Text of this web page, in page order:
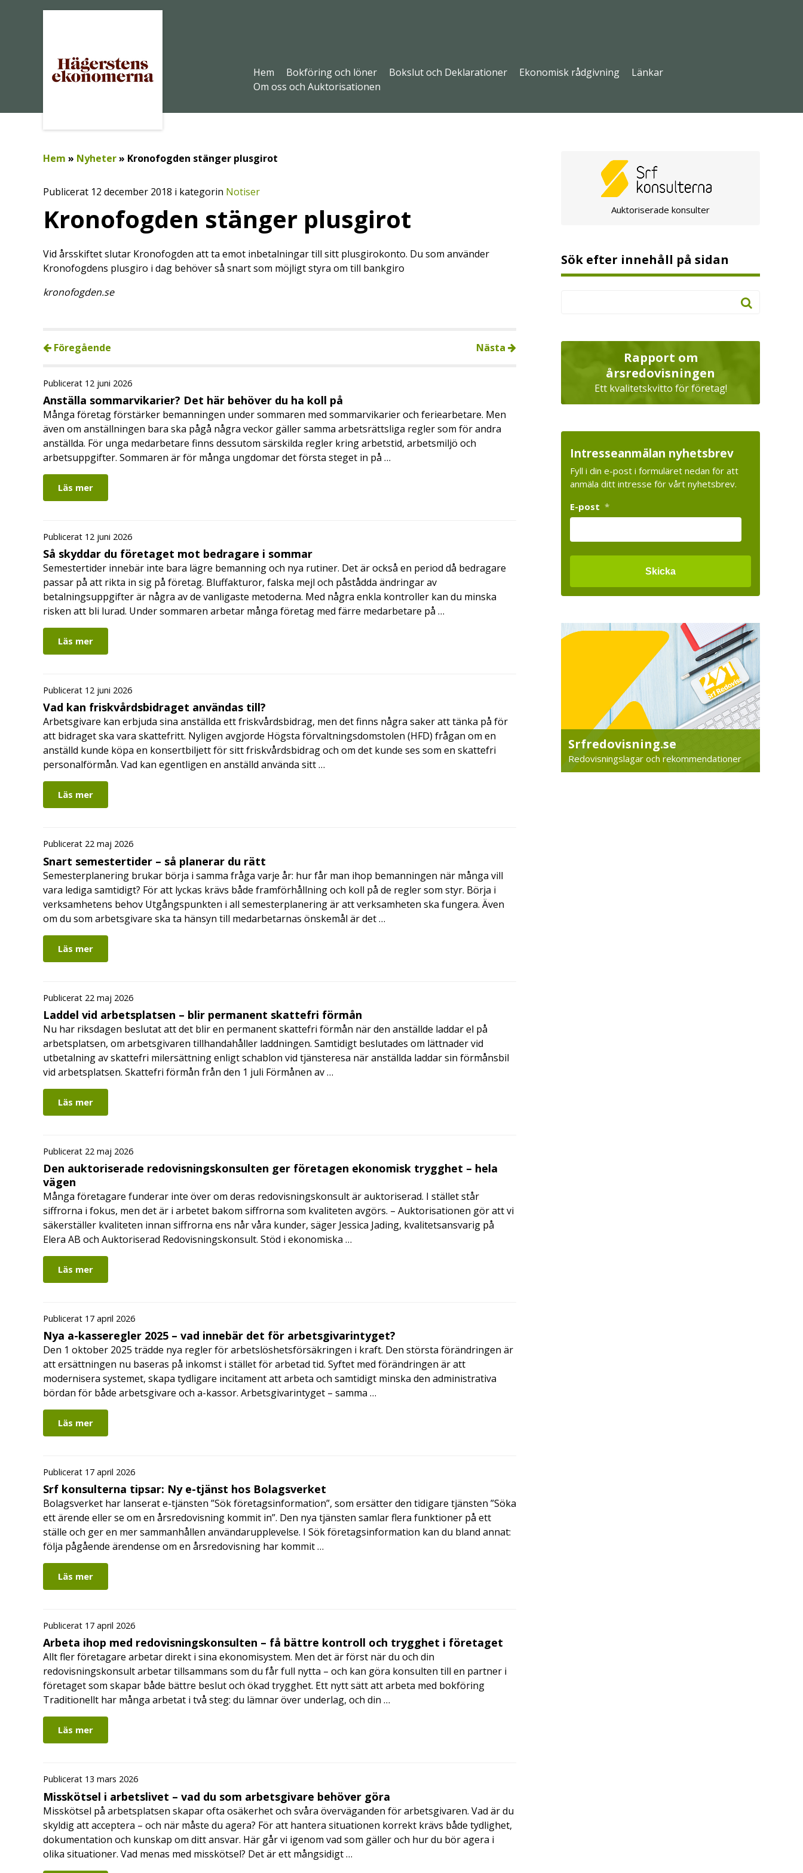
Hem Bokföring och löner Bokslut och Deklarationer Ekonomisk rådgivning
Länkar
Om oss och Auktorisationen
Hem » Nyheter» Kronofogden stänger plusgirot
Publicerat 12 december 2018 i kategorin Notiser
Kronofogden stänger plusgirot
Vid årsskiftet slutar Kronofogden att ta emot inbetalningar till sitt plusgirokonto. Du som använder
Kronofogdens plusgiro i dag behöver så snart som möjligt styra om till bankgiro
kronofogden.se
Föregående Nästa
Publicerat 12 juni 2026
Anställa sommarvikarier? Det här behöver du ha koll på
Många företag förstärker bemanningen under sommaren med sommarvikarier och feriearbetare. Men
även om anställningen bara ska pågå några veckor gäller samma arbetsrättsliga regler som för andra
anställda. För unga medarbetare finns dessutom särskilda regler kring arbetstid, arbetsmiljö och
arbetsuppgifter. Sommaren är för många ungdomar det första steget in på …
Läs mer
Publicerat 12 juni 2026
Så skyddar du företaget mot bedragare i sommar
Semestertider innebär inte bara lägre bemanning och nya rutiner. Det är också en period då bedragare
passar på att rikta in sig på företag. Bluffakturor, falska mejl och påstådda ändringar av
betalningsuppgifter är några av de vanligaste metoderna. Med några enkla kontroller kan du minska
risken att bli lurad. Under sommaren arbetar många företag med färre medarbetare på …
Läs mer
Publicerat 12 juni 2026
Vad kan friskvårdsbidraget användas till?
Arbetsgivare kan erbjuda sina anställda ett friskvårdsbidrag, men det finns några saker att tänka på för
att bidraget ska vara skattefritt. Nyligen avgjorde Högsta förvaltningsdomstolen (HFD) frågan om en
anställd kunde köpa en konsertbiljett för sitt friskvårdsbidrag och om det kunde ses som en skattefri
personalförmån. Vad kan egentligen en anställd använda sitt …
Läs mer
Publicerat 22 maj 2026
Snart semestertider – så planerar du rätt
Semesterplanering brukar börja i samma fråga varje år: hur får man ihop bemanningen när många vill
vara lediga samtidigt? För att lyckas krävs både framförhållning och koll på de regler som styr. Börja i
verksamhetens behov Utgångspunkten i all semesterplanering är att verksamheten ska fungera. Även
om du som arbetsgivare ska ta hänsyn till medarbetarnas önskemål är det …
Läs mer
Publicerat 22 maj 2026
Laddel vid arbetsplatsen – blir permanent skattefri förmån
Nu har riksdagen beslutat att det blir en permanent skattefri förmån när den anställde laddar el på
arbetsplatsen, om arbetsgivaren tillhandahåller laddningen. Samtidigt beslutades om lättnader vid
utbetalning av skattefri milersättning enligt schablon vid tjänsteresa när anställda laddar sin förmånsbil
vid arbetsplatsen. Skattefri förmån från den 1 juli Förmånen av …
Läs mer
Publicerat 22 maj 2026
Den auktoriserade redovisningskonsulten ger företagen ekonomisk trygghet – hela
vägen
Många företagare funderar inte över om deras redovisningskonsult är auktoriserad. I stället står
siffrorna i fokus, men det är i arbetet bakom siffrorna som kvaliteten avgörs. – Auktorisationen gör att vi
säkerställer kvaliteten innan siffrorna ens når våra kunder, säger Jessica Jading, kvalitetsansvarig på
Elera AB och Auktoriserad Redovisningskonsult. Stöd i ekonomiska …
Läs mer
Publicerat 17 april 2026
Nya a-kasseregler 2025 – vad innebär det för arbetsgivarintyget?
Den 1 oktober 2025 trädde nya regler för arbetslöshetsförsäkringen i kraft. Den största förändringen är
att ersättningen nu baseras på inkomst i stället för arbetad tid. Syftet med förändringen är att
modernisera systemet, skapa tydligare incitament att arbeta och samtidigt minska den administrativa
bördan för både arbetsgivare och a-kassor. Arbetsgivarintyget – samma …
Läs mer
Publicerat 17 april 2026
Srf konsulterna tipsar: Ny e-tjänst hos Bolagsverket
Bolagsverket har lanserat e-tjänsten ”Sök företagsinformation”, som ersätter den tidigare tjänsten ”Söka
ett ärende eller se om en årsredovisning kommit in”. Den nya tjänsten samlar flera funktioner på ett
ställe och ger en mer sammanhållen användarupplevelse. I Sök företagsinformation kan du bland annat:
följa pågående ärendense om en årsredovisning har kommit …
Läs mer
Publicerat 17 april 2026
Arbeta ihop med redovisningskonsulten – få bättre kontroll och trygghet i företaget
Allt fler företagare arbetar direkt i sina ekonomisystem. Men det är först när du och din
redovisningskonsult arbetar tillsammans som du får full nytta – och kan göra konsulten till en partner i
företaget som skapar både bättre beslut och ökad trygghet. Ett nytt sätt att arbeta med bokföring
Traditionellt har många arbetat i två steg: du lämnar över underlag, och din …
Läs mer
Publicerat 13 mars 2026
Misskötsel i arbetslivet – vad du som arbetsgivare behöver göra
Misskötsel på arbetsplatsen skapar ofta osäkerhet och svåra överväganden för arbetsgivaren. Vad är du
skyldig att acceptera – och när måste du agera? För att hantera situationen korrekt krävs både tydlighet,
dokumentation och kunskap om ditt ansvar. Här går vi igenom vad som gäller och hur du bör agera i
olika situationer. Vad menas med misskötsel? Det är ett mångsidigt …
Auktoriserade konsulter
Sök efter innehåll på sidan
Rapport om
årsredovisningen
Ett kvalitetskvitto för företag!
Intresseanmälan nyhetsbrev
Fyll i din e-post i formuläret nedan för att
anmäla ditt intresse för vårt nyhetsbrev.
E-post *
Srfredovisning.se
Redovisningslagar och rekommendationer